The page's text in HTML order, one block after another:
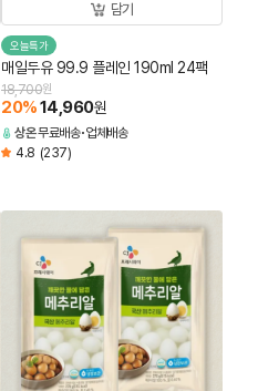
담기
오늘특가
매일두유 99.9 플레인 190ml 24팩
18,700원
20%14,960원
상온무료배송 업체배송
4.8 (237)